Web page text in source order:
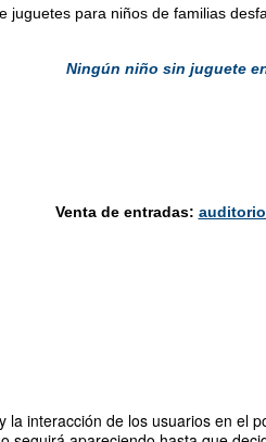
interacción de los usuarios en
para niños de familias
Ningún niño sin juguete
Venta de entradas: